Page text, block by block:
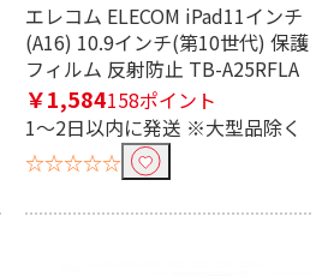
エレコム ELECOM iPad11インチ
(A16) 10.9インチ(第10世代) 保護
フィルム 反射防止 TB-A25RFLA
￥1,584158ポイント
1～2日以内に発送 ※大型品除く
☆☆☆☆☆